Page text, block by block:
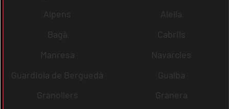
Alpens
Alella
Bagà
Cabrils
Manresa
Navarcles
Guardiola de Berguedà
Gualba
Granollers
Granera